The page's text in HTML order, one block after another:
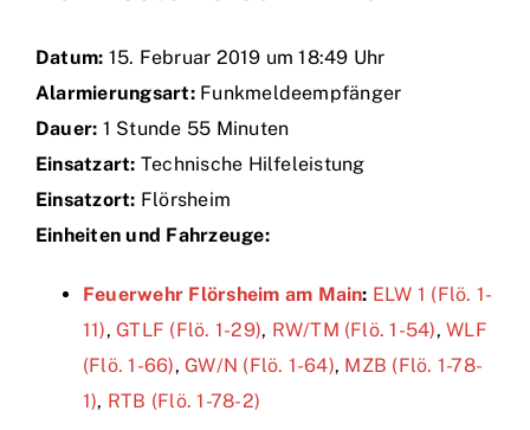
Über uns
Technik
Datum: 15. Februar 2019 um 18:49 Uhr
Alarmierungsart:Funkmeldeempfänger
Dauer: 1 Stunde 55 Minuten
Einsatzart: Technische Hilfeleistung
Einsatzort: Flörsheim
Einheiten und Fahrzeuge:
Feuerwehr Flörsheim am Main: ELW 1 (Flö. 1-
11), GTLF (Flö. 1-29), RW/TM (Flö. 1-54),WLF
(Flö. 1-66), GW/N (Flö. 1-64), MZB (Flö. 1-78-
1), RTB (Flö. 1-78-2)